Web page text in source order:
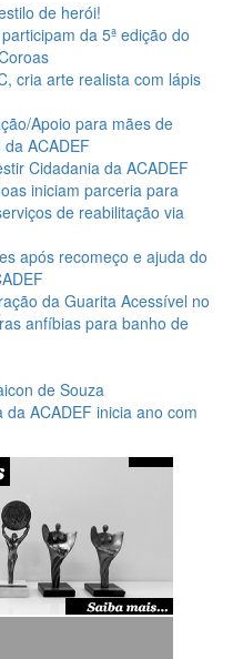
de herói!
da 5ª edição do
cria arte realista com lápis
Apoio para mães de
ACADEF
Cidadania da ACADEF
iniciam parceria para
de reabilitação via
após recomeço e ajuda do
da Guarita Acessível no
anfíbias para banho de
de Souza
ACADEF inicia ano com